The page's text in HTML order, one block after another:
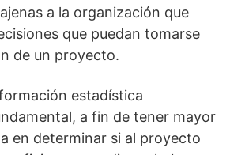
a la organización que
que puedan tomarse
de un proyecto.
estadística
a fin de tener mayor
en determinar si al proyecto